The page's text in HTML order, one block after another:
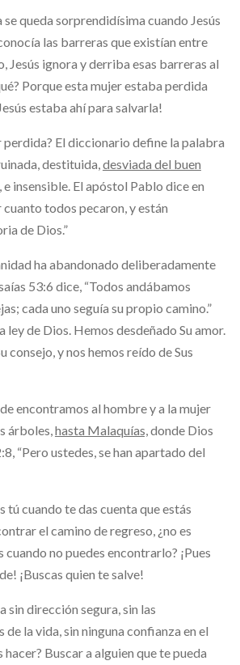
se queda sorprendidísima cuando Jesús
las barreras que existían entre
Jesús ignora y derriba esas barreras al
Porque esta mujer estaba perdida
estaba ahí para salvarla!
perdida? El diccionario define la palabra
destituida,desviada del buen
insensible. El apóstol Pablo dice en
cuanto todos pecaron, y están
de Dios.”
ha abandonado deliberadamente
53:6 dice, “Todos andábamos
cada uno seguía su propio camino.”
ley de Dios. Hemos desdeñado Su amor.
consejo, y nos hemos reído de Sus
encontramos al hombre y a la mujer
árboles,hasta Malaquías,donde Dios
“Pero ustedes, se han apartado del
tú cuando te das cuenta que estás
el camino de regreso, ¿no es
cuando no puedes encontrarlo? ¡Pues
¡Buscas quien te salve!
sin dirección segura, sin las
de la vida, sin ninguna confianza en el
Buscar a alguien que te pueda